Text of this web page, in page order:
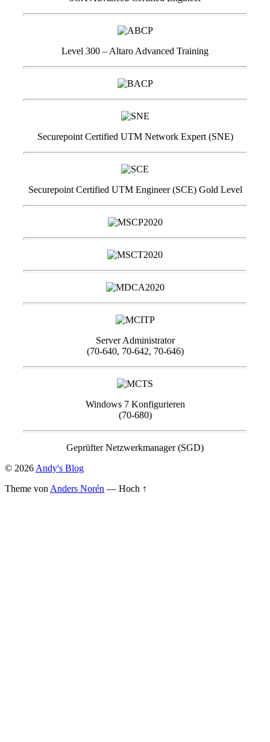
Level 300 – Altaro Advanced Training
Securepoint Certified UTM Network Expert (SNE)
Securepoint Certified UTM Engineer (SCE) Gold Level
Server Administrator
(70-640, 70-642, 70-646)
Windows 7 Konfigurieren
(70-680)
Geprüfter Netzwerkmanager (SGD)
© 2026 Andy's Blog
Theme von Anders Norén — Hoch ↑